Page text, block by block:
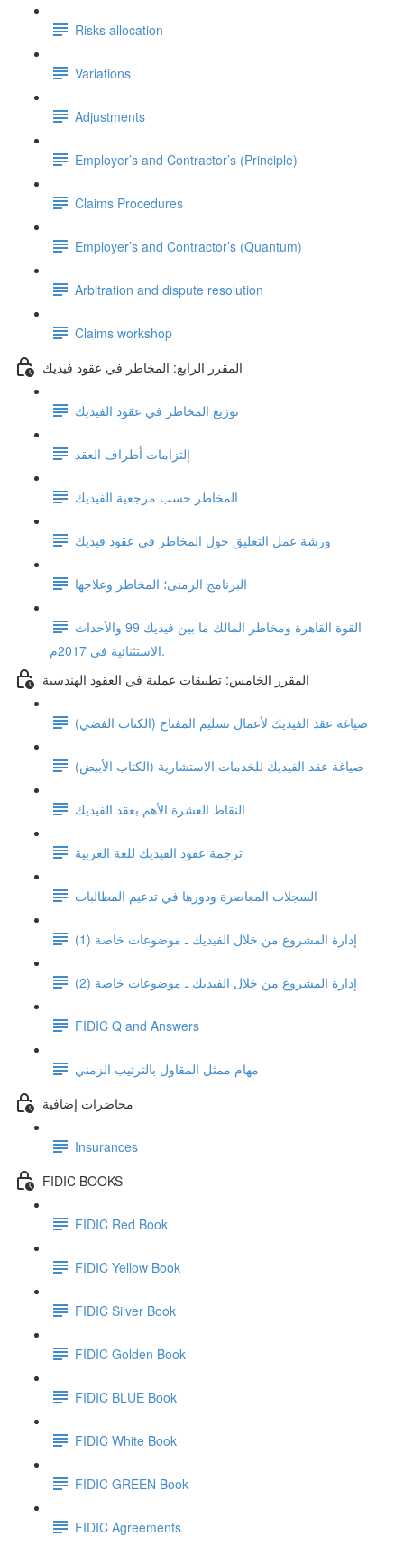
Risks allocation
Variations
Adjustments
Employer’s and Contractor’s (Principle)
Claims Procedures
Employer’s and Contractor’s (Quantum)
Arbitration and dispute resolution
Claims workshop
المقرر الرابع: المخاطر في عقود فيديك
توزيع المخاطر في عقود الفيديك
إلتزامات أطراف العقد
المخاطر حسب مرجعية الفيديك
ورشة عمل التعليق حول المخاطر في عقود فيديك
البرنامج الزمنى؛ المخاطر وعلاجها
القوة القاهرة ومخاطر المالك ما بين فيديك 99 والأحداث
الاستثنائية في 2017م.
المقرر الخامس: تطبيقات عملية في العقود الهندسية
صياغة عقد الفيديك لأعمال تسليم المفتاح (الكتاب الفضي)
صياغة عقد الفيديك للخدمات الاستشارية (الكتاب الأبيض)
النقاط العشرة الأهم بعقد الفيديك
ترجمة عقود الفيديك للغة العربية
السجلات المعاصرة ودورها في تدعيم المطالبات
إدارة المشروع من خلال الفيديك ـ موضوعات خاصة (1)
إدارة المشروع من خلال الفيديك ـ موضوعات خاصة (2)
FIDIC Q and Answers
مهام ممثل المقاول بالترتيب الزمني
محاضرات إضافية
Insurances
FIDIC BOOKS
FIDIC Red Book
FIDIC Yellow Book
FIDIC Silver Book
FIDIC Golden Book
FIDIC BLUE Book
FIDIC White Book
FIDIC GREEN Book
FIDIC Agreements